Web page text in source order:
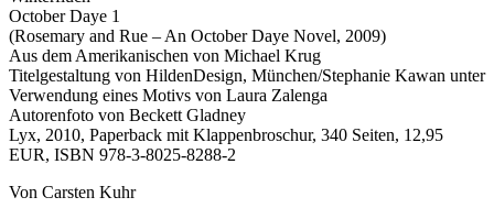
October Daye 1
(Rosemary and Rue – An October Daye Novel, 2009)
Aus dem Amerikanischen von Michael Krug
Titelgestaltung von HildenDesign, München/Stephanie Kawan unter
Verwendung eines Motivs von Laura Zalenga
Autorenfoto von Beckett Gladney
Lyx, 2010, Paperback mit Klappenbroschur, 340 Seiten, 12,95
EUR, ISBN 978-3-8025-8288-2
Von Carsten Kuhr